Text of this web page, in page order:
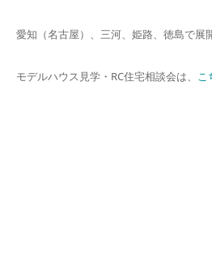
愛知（名古屋）、三河、姫路、徳島で展
モデルハウス見学・RC住宅相談会は、 こ